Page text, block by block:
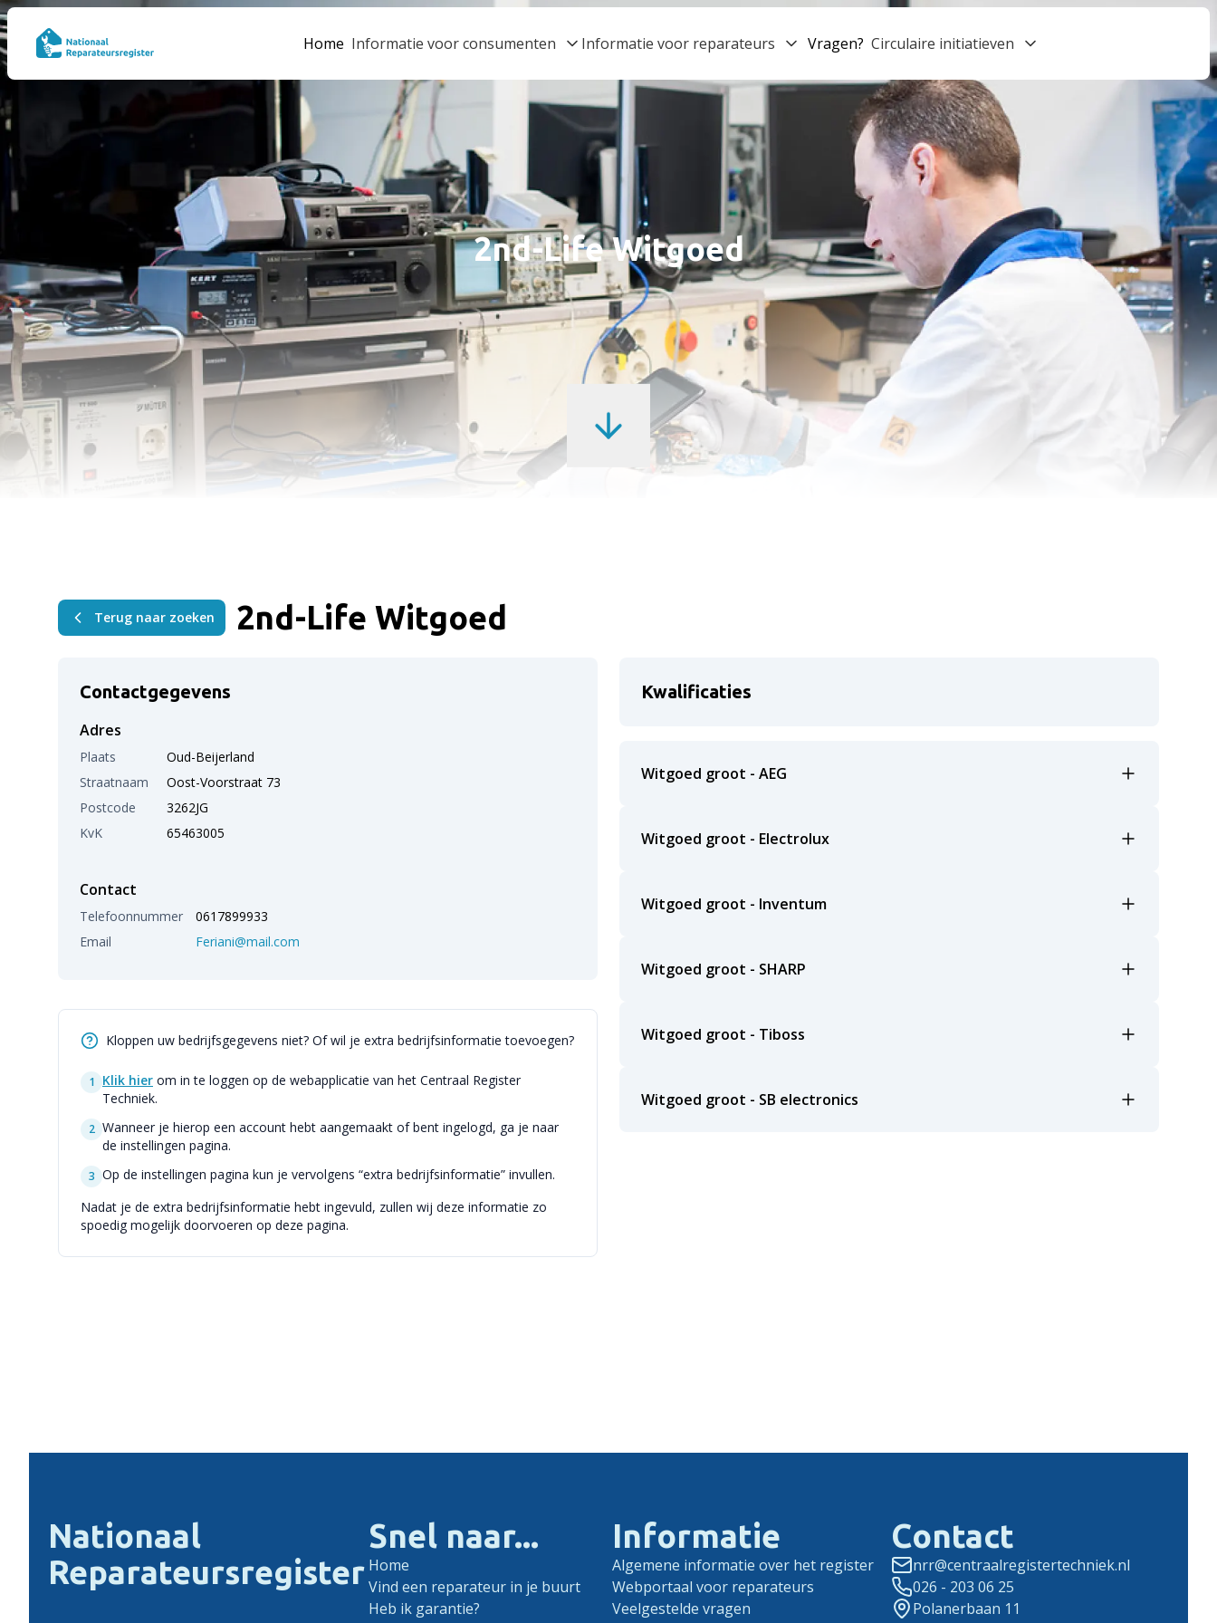
Home Informatie voor consumenten Informatie voor reparateurs Vragen? Circulaire initiatieven
2nd-Life Witgoed
Terug naar zoeken 2nd-Life Witgoed
Contactgegevens
Adres
Plaats
Oud-Beijerland
Straatnaam
Oost-Voorstraat 73
Postcode
3262JG
KvK
65463005
Contact
Telefoonnummer
0617899933
Email
Feriani@mail.com
Kloppen uw bedrijfsgegevens niet? Of wil je extra bedrijfsinformatie toevoegen?
1 Klik hier om in te loggen op de webapplicatie van het Centraal Register
Techniek.
2 Wanneer je hierop een account hebt aangemaakt of bent ingelogd, ga je naar
de instellingen pagina.
3 Op de instellingen pagina kun je vervolgens “extra bedrijfsinformatie” invullen.
Nadat je de extra bedrijfsinformatie hebt ingevuld, zullen wij deze informatie zo
spoedig mogelijk doorvoeren op deze pagina.
Kwalificaties
Witgoed groot - AEG
Witgoed groot - Electrolux
Witgoed groot - Inventum
Witgoed groot - SHARP
Witgoed groot - Tiboss
Witgoed groot - SB electronics
Nationaal
Reparateursregister
Snel naar...
Home
Vind een reparateur in je buurt
Heb ik garantie?
Informatie
Algemene informatie over het register
Webportaal voor reparateurs
Veelgestelde vragen
Contact
nrr@centraalregistertechniek.nl
026 - 203 06 25
Polanerbaan 11